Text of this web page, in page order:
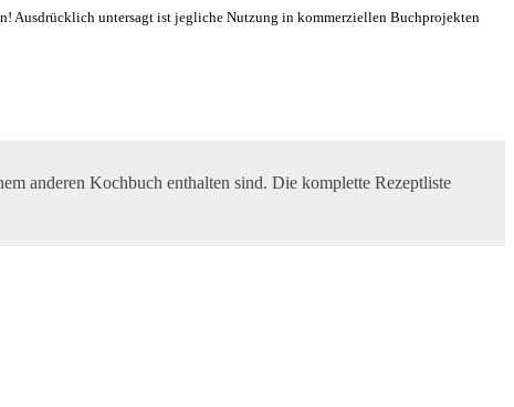
Ausdrücklich untersagt ist jegliche Nutzung in kommerziellen Buchprojekten
anderen Kochbuch enthalten sind. Die komplette Rezeptliste